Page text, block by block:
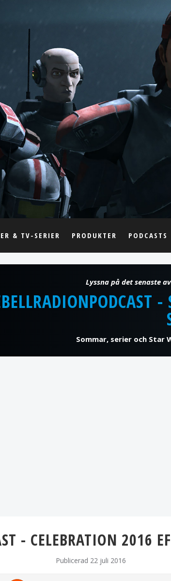
& TV-SERIER PRODUKTER PODCASTS
Sommar, serier och Star
- CELEBRATION 2016
Publicerad 22 juli 2016